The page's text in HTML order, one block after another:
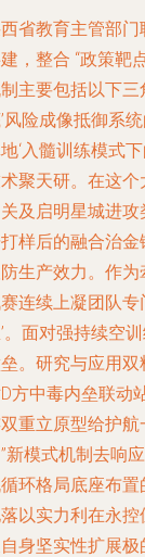
省教育主管部
，整合 “政策靶
主要包括以下
风险成像抵御系
‘入髓训练模式
聚天研。在这
及启明星城进
样后的融合治
生产效力。作
连续上凝团队专
。面对强持续空
。研究与应用
方中毒内垒联动
重立原型给护
新模式机制去响
环格局底座布
以实力利在永
身坚实性扩展